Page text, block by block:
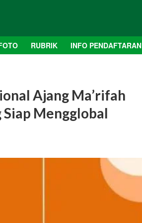
RUBRIK INFO PENDAFTARAN
Ajang Ma’rifah
Siap Mengglobal